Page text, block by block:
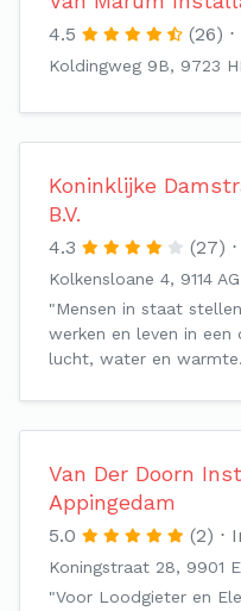
4.5 (26)
Koldingweg 9B, 9723
Koninklijke
B.V.
4.3 (27)
Kolkensloane 4, 9114
"Mensen in staat
werken en leven in
lucht, water en
Van Der Doorn
Appingedam
5.0 (2)
Koningstraat 28, 9901
"Voor Loodgieter en